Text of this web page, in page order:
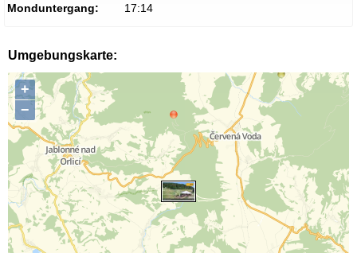
Monduntergang:
17:14
Umgebungskarte:
+
−